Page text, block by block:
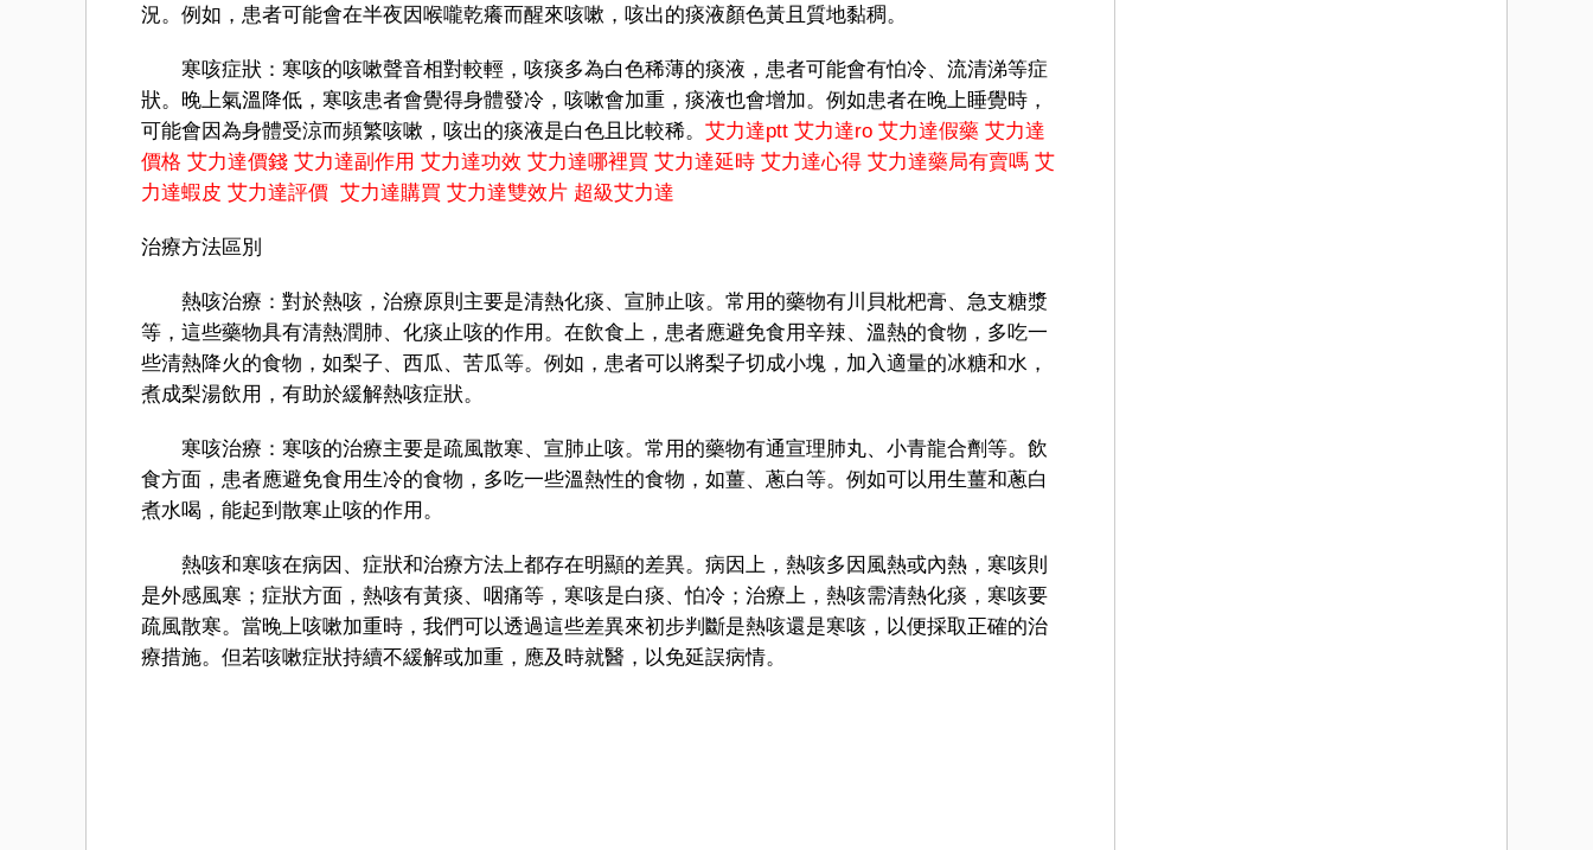
況。例如，患者可能會在半夜因喉嚨乾癢而醒來咳嗽，咳出的痰液顏色黃且質地黏稠。
寒咳症狀：寒咳的咳嗽聲音相對較輕，咳痰多為白色稀薄的痰液，患者可能會有怕冷、流清涕等症
狀。晚上氣溫降低，寒咳患者會覺得身體發冷，咳嗽會加重，痰液也會增加。例如患者在晚上睡覺時，
可能會因為身體受涼而頻繁咳嗽，咳出的痰液是白色且比較稀。 艾力達ptt 艾力達ro 艾力達假藥 艾力達
價格 艾力達價錢 艾力達副作用 艾力達功效 艾力達哪裡買 艾力達延時 艾力達心得 艾力達藥局有賣嗎 艾
力達蝦皮 艾力達評價 艾力達購買 艾力達雙效片 超級艾力達
治療方法區別
熱咳治療：對於熱咳，治療原則主要是清熱化痰、宣肺止咳。常用的藥物有川貝枇杷膏、急支糖漿
等，這些藥物具有清熱潤肺、化痰止咳的作用。在飲食上，患者應避免食用辛辣、溫熱的食物，多吃一
些清熱降火的食物，如梨子、西瓜、苦瓜等。例如，患者可以將梨子切成小塊，加入適量的冰糖和水，
煮成梨湯飲用，有助於緩解熱咳症狀。
寒咳治療：寒咳的治療主要是疏風散寒、宣肺止咳。常用的藥物有通宣理肺丸、小青龍合劑等。飲
食方面，患者應避免食用生冷的食物，多吃一些溫熱性的食物，如薑、蔥白等。例如可以用生薑和蔥白
煮水喝，能起到散寒止咳的作用。
熱咳和寒咳在病因、症狀和治療方法上都存在明顯的差異。病因上，熱咳多因風熱或內熱，寒咳則
是外感風寒；症狀方面，熱咳有黃痰、咽痛等，寒咳是白痰、怕冷；治療上，熱咳需清熱化痰，寒咳要
疏風散寒。當晚上咳嗽加重時，我們可以透過這些差異來初步判斷是熱咳還是寒咳，以便採取正確的治
療措施。但若咳嗽症狀持續不緩解或加重，應及時就醫，以免延誤病情。